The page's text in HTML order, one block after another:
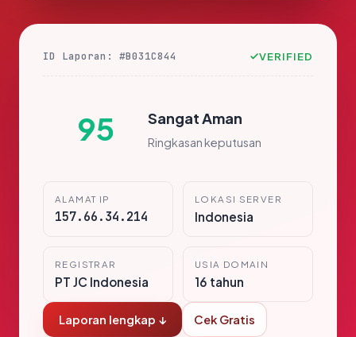
ID Laporan: #B031C844 VERIFIED
95 Sangat Aman
Ringkasan keputusan
ALAMAT IP
157.66.34.214
LOKASI SERVER
Indonesia
REGISTRAR
PT JC Indonesia
USIA DOMAIN
16 tahun
Laporan lengkap ↓ Cek Gratis